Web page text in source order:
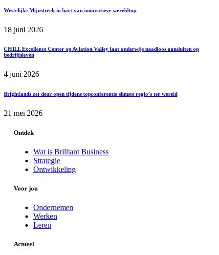
Westelijke Mijnstreek in hart van innovatieve wereldtop
18 juni 2026
CHILL Excellence Center op Aviation Valley laat onderwijs naadloos aansluiten op
bedrijfsleven
4 juni 2026
Brightlands zet deur open tijdens topconferentie slimste regio’s ter wereld
21 mei 2026
Ontdek
Wat is Brilliant Business
Strategie
Ontwikkeling
Voor jou
Ondernemen
Werken
Leren
Actueel